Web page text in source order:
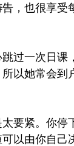
，也很享受
过一次日课
以她常会到
要紧。你停
以由你自己